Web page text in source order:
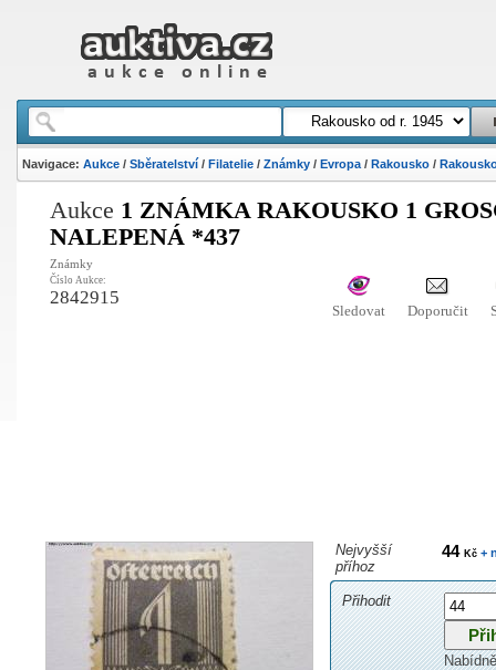
Navigace: Aukce/ Sběratelství/ Filatelie/ Známky/ Evropa/ Rakousko/
Aukce 1 ZNÁMKA RAKOUSKO 1
NALEPENÁ *437
Známky
Číslo Aukce:
2842915
Sledovat Doporučit
Nejvyšší
příhoz
44 Kč+
Přihodit